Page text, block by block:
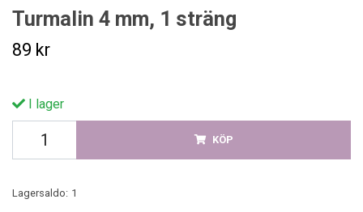
Turmalin 4 mm, 1 sträng
89 kr
I lager
KÖP
Lagersaldo: 1